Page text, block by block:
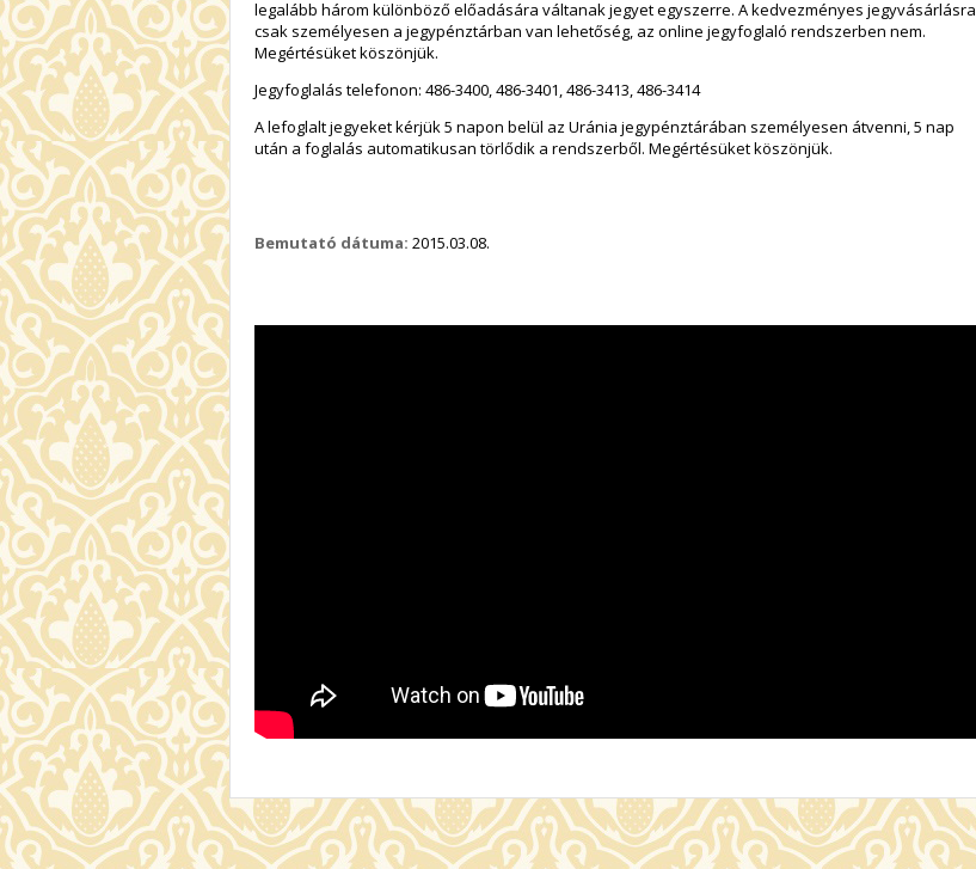
legalább három különböző előadására váltanak jegyet egyszerre. A kedvezményes jegyvásárlásra
csak személyesen a jegypénztárban van lehetőség, az online jegyfoglaló rendszerben nem.
Megértésüket köszönjük.
Jegyfoglalás telefonon: 486-3400, 486-3401, 486-3413, 486-3414
A lefoglalt jegyeket kérjük 5 napon belül az Uránia jegypénztárában személyesen átvenni, 5 nap
után a foglalás automatikusan törlődik a rendszerből. Megértésüket köszönjük.
Bemutató dátuma: 2015.03.08.